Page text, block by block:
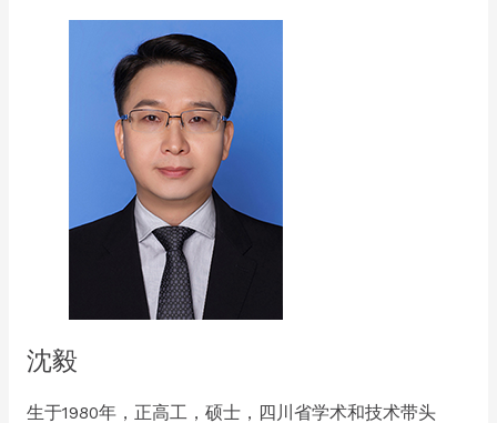
沈毅
生于1980年，正高工，硕士，四川省学术和技术带头